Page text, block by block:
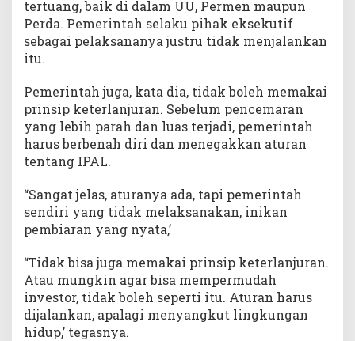
tertuang, baik di dalam UU, Permen maupun
Perda. Pemerintah selaku pihak eksekutif
sebagai pelaksananya justru tidak menjalankan
itu.
Pemerintah juga, kata dia, tidak boleh memakai
prinsip keterlanjuran. Sebelum pencemaran
yang lebih parah dan luas terjadi, pemerintah
harus berbenah diri dan menegakkan aturan
tentang IPAL.
“Sangat jelas, aturanya ada, tapi pemerintah
sendiri yang tidak melaksanakan, inikan
pembiaran yang nyata,’
“Tidak bisa juga memakai prinsip keterlanjuran.
Atau mungkin agar bisa mempermudah
investor, tidak boleh seperti itu. Aturan harus
dijalankan, apalagi menyangkut lingkungan
hidup,’ tegasnya.